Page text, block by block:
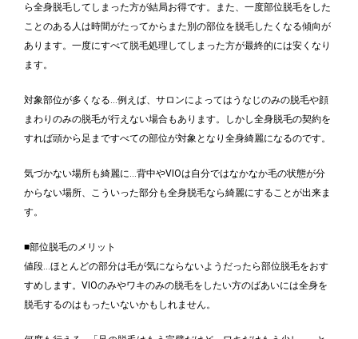
ら全身脱毛してしまった方が結局お得です。また、一度部位脱毛をした
ことのある人は時間がたってからまた別の部位を脱毛したくなる傾向が
あります。一度にすべて脱毛処理してしまった方が最終的には安くなり
ます。
対象部位が多くなる…例えば、サロンによってはうなじのみの脱毛や顔
まわりのみの脱毛が行えない場合もあります。しかし全身脱毛の契約を
すれば頭から足まですべての部位が対象となり全身綺麗になるのです。
気づかない場所も綺麗に…背中やVIOは自分ではなかなか毛の状態が分
からない場所、こういった部分も全身脱毛なら綺麗にすることが出来ま
す。
■部位脱毛のメリット
値段…ほとんどの部分は毛が気にならないようだったら部位脱毛をおす
すめします。VIOのみやワキのみの脱毛をしたい方のばあいには全身を
脱毛するのはもったいないかもしれません。